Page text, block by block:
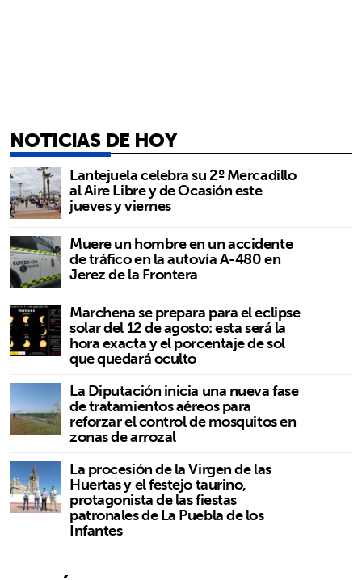
NOTICIAS DE HOY
Lantejuela celebra su 2º Mercadillo
al Aire Libre y de Ocasión este
jueves y viernes
Muere un hombre en un accidente
de tráfico en la autovía A-480 en
Jerez de la Frontera
Marchena se prepara para el eclipse
solar del 12 de agosto: esta será la
hora exacta y el porcentaje de sol
que quedará oculto
La Diputación inicia una nueva fase
de tratamientos aéreos para
reforzar el control de mosquitos en
zonas de arrozal
La procesión de la Virgen de las
Huertas y el festejo taurino,
protagonista de las fiestas
patronales de La Puebla de los
Infantes